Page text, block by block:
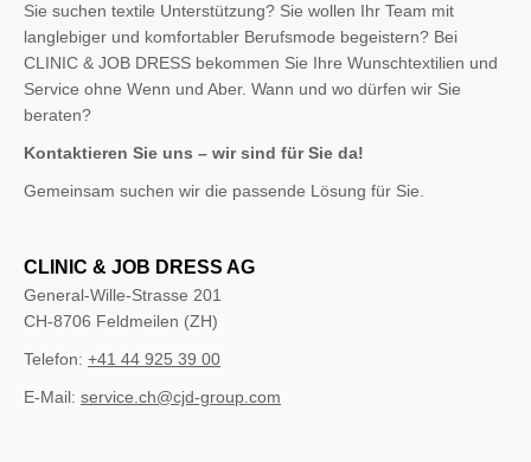
Sie suchen textile Unterstützung? Sie wollen Ihr Team mit
langlebiger und komfortabler Berufsmode begeistern? Bei
CLINIC & JOB DRESS bekommen Sie Ihre Wunschtextilien und
Service ohne Wenn und Aber. Wann und wo dürfen wir Sie
beraten?
Kontaktieren Sie uns – wir sind für Sie da!
Gemeinsam suchen wir die passende Lösung für Sie.
CLINIC & JOB DRESS AG
General-Wille-Strasse 201
CH-8706 Feldmeilen (ZH)
Telefon: +41 44 925 39 00
E-Mail: service.ch@cjd-group.com